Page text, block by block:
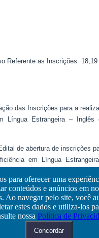
Referente as Inscrições:
das Inscrições para a
Língua Estrangeira – Inglês
de abertura de inscrições
em Língua
– Link Indisponível.
© NTI - URI-Santo Ângelo
para oferecer uma
conteúdos e anúncios em
Ao navegar pelo site, você
estes dados e utiliza-los
nossa Política de
Concordar